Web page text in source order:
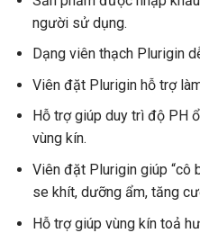
người sử dụng.
Dạng viên thạch Plurigin
Viên đặt Plurigin hỗ trợ
Hỗ trợ giúp duy trì độ PH
vùng kín.
Viên đặt Plurigin giúp “cô
se khít, dưỡng ẩm, tăng
Hỗ trợ giúp vùng kín toả